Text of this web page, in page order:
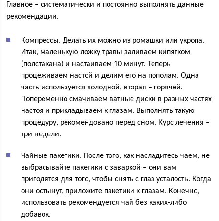
Главное – систематически и постоянно выполнять данные
рекомендации.
Компрессы. Делать их можно из ромашки или укропа.
Итак, маленькую ложку травы заливаем кипятком
(полстакана) и настаиваем 10 минут. Теперь
процеживаем настой и делим его на пополам. Одна
часть используется холодной, вторая – горячей.
Попеременно смачиваем ватные диски в разных частях
настоя и прикладываем к глазам. Выполнять такую
процедуру, рекомендовано перед сном. Курс лечения –
три недели.
Чайные пакетики. После того, как насладитесь чаем, не
выбрасывайте пакетики с заваркой – они вам
пригодятся для того, чтобы снять с глаз усталость. Когда
они остынут, приложите пакетики к глазам. Конечно,
использовать рекомендуется чай без каких-либо
добавок.